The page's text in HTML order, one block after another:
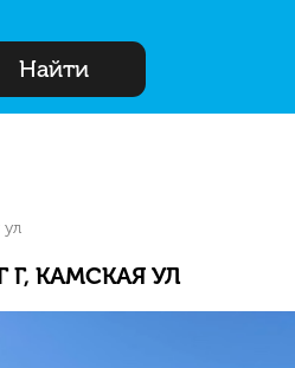
Найти
Г, КАМСКАЯ УЛ